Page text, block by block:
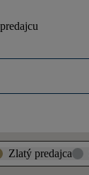
Zlatý predajca